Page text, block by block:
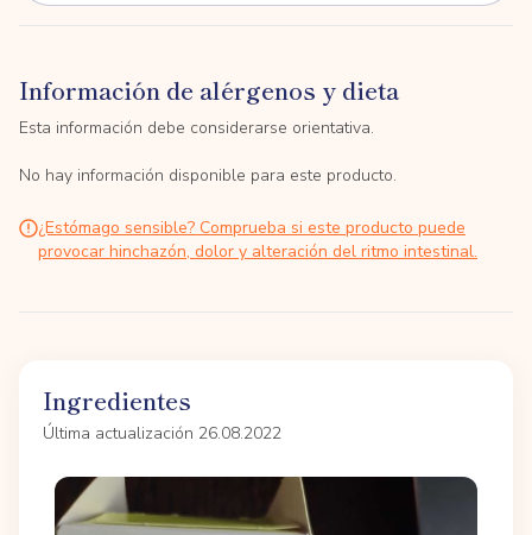
Información de alérgenos y dieta
Esta información debe considerarse orientativa.
No hay información disponible para este producto.
¿Estómago sensible? Comprueba si este producto puede
provocar hinchazón, dolor y alteración del ritmo intestinal.
Ingredientes
Última actualización 26.08.2022